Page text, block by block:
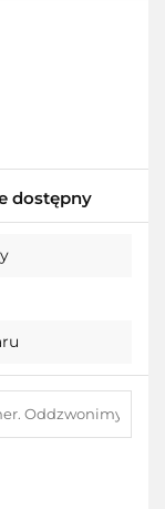
dostępny